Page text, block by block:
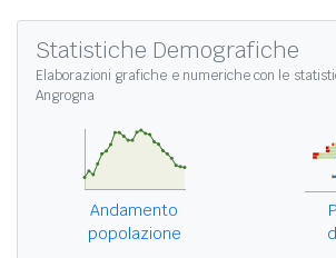
Statistiche Demografiche
Elaborazioni grafiche e numeriche con le
Angrogna
Andamento
popolazione